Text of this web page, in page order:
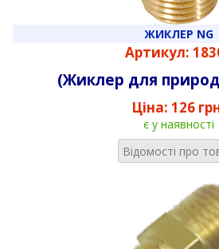
ЖИКЛЕР NG
Артикул:
(Жиклер для
Ціна: 126
є у наявності
Відомості про